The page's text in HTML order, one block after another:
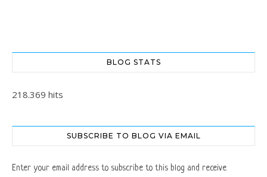
BLOG STATS
218.369 hits
SUBSCRIBE TO BLOG VIA EMAIL
Enter your email address to subscribe to this blog and receive